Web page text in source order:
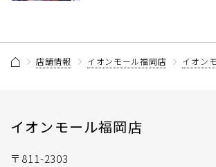
店舗情報 イオンモール福岡店 イオン
イオンモール福岡店
〒811-2303